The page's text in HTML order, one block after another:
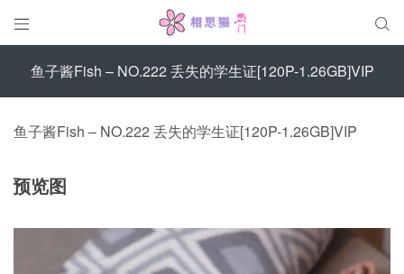
 
鱼子酱Fish – NO.222 丢失的学生证[120P-1.26GB]VIP
鱼子酱Fish – NO.222 丢失的学生证[120P-1.26GB]VIP
预览图